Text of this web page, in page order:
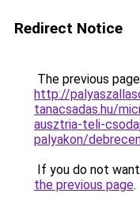
Redirect Notice
The previous
http://
tanacsadas.hu/
ausztria-teli-
palyakon/
If you do not
the previous page.